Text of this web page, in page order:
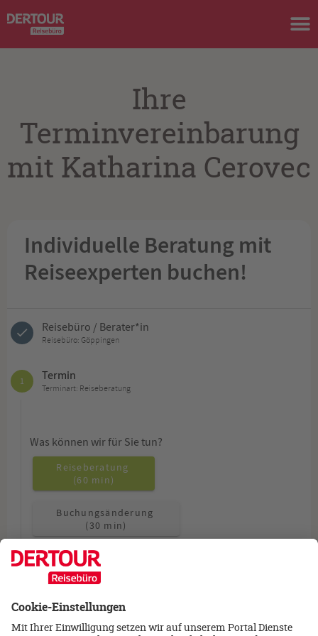
Ihre
Terminvereinbarung
mit Katharina Cerovec
Individuelle Beratung mit
Reiseexperten buchen!
Reisebüro / Berater*in
Reisebüro: Göppingen
1 Termin
Terminart: Reiseberatung
Was können wir für Sie tun?
Reiseberatung
(60 min)
Buchungsänderung
(30 min)
Allgemeine Fragen
(15 min)
Wie möchten Sie beraten werden?